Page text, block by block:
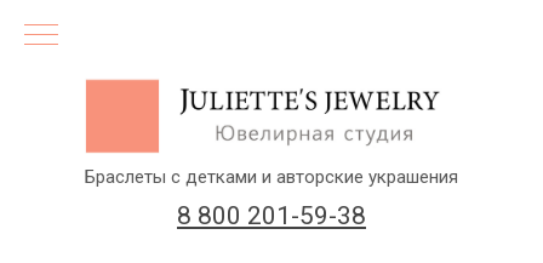
8 800 201-59-38
Браслеты с детками и авторские украшения